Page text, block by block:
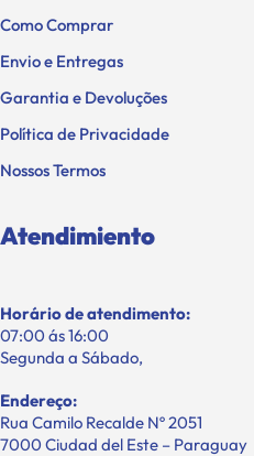
Como Comprar
Envio e Entregas
Garantia e Devoluções
Política de Privacidade
Nossos Termos
Atendimiento
Horário de atendimento:
07:00 ás 16:00
Segunda a Sábado,
Endereço:
Rua Camilo Recalde Nº 2051
7000 Ciudad del Este – Paraguay